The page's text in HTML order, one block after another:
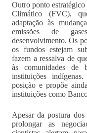
Outro ponto
Climático (FVC),
adaptação às
emissões de
desenvolvimento. Os
os fundos estejam
fazem a ressalva de
às comunidades de
instituições
posição e propõe
instituições como
Apesar da postura
prolongar as